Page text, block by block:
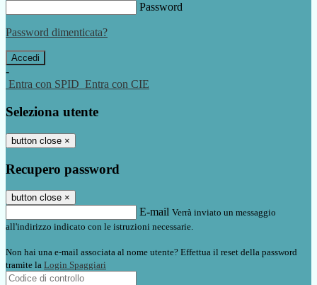
Password
Password dimenticata?
-
Entra con SPID Entra con CIE
Seleziona utente
button close ×
Recupero password
button close ×
E-mail Verrà inviato un messaggio
all'indirizzo indicato con le istruzioni necessarie.
Non hai una e-mail associata al nome utente? Effettua il reset della password
tramite la Login Spaggiari